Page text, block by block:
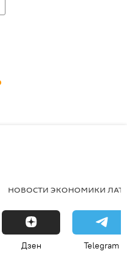
НОВОСТИ ЭКОНОМИКИ
Дзен Telegram